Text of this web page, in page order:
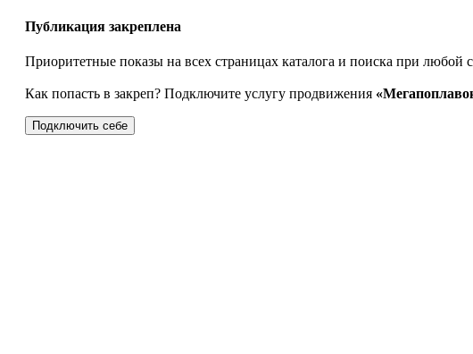
Публикация закреплена
Приоритетные показы на всех страницах каталога и поиска при любой
Как попасть в закреп? Подключите услугу продвижения
Подключить себе